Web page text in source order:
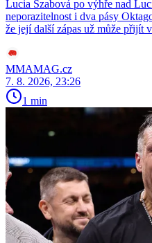
Lucia Szabová po výhře nad
neporazitelnost i dva pásy
že její další zápas už může přijít
MMAMAG.cz
7. 8. 2026, 23:26
1 min